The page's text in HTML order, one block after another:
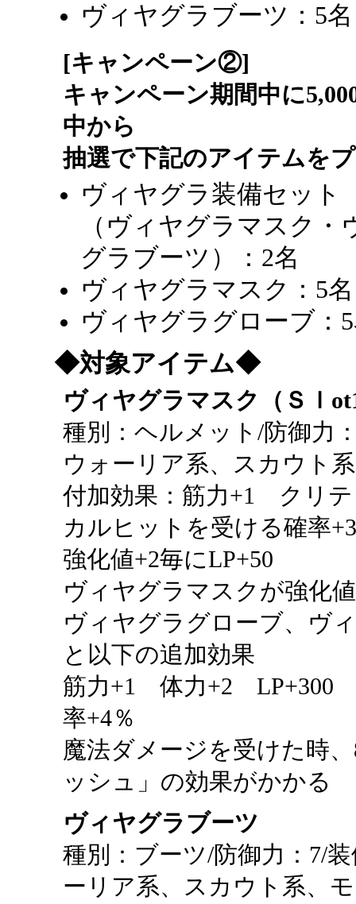
ヴィヤグラブーツ：5名
[キャンペーン②]
キャンペーン期間中に
中から
抽選で下記のアイテムを
ヴィヤグラ装備セット
（ヴィヤグラマスク
グラブーツ）：2名
ヴィヤグラマスク：5名
ヴィヤグラグローブ：
◆対象アイテム◆
ヴィヤグラマスク（Ｓｌ
種別：ヘルメット/防御力
ウォーリア系、スカウト
付加効果：筋力+1 クリ
カルヒットを受ける確率
強化値+2毎にLP+50
ヴィヤグラマスクが強化
ヴィヤグラグローブ、ヴ
と以下の追加効果
筋力+1 体力+2 LP+300
率+4％
魔法ダメージを受けた時
ッシュ」の効果がかかる
ヴィヤグラブーツ
種別：ブーツ/防御力：7/
ーリア系、スカウト系、